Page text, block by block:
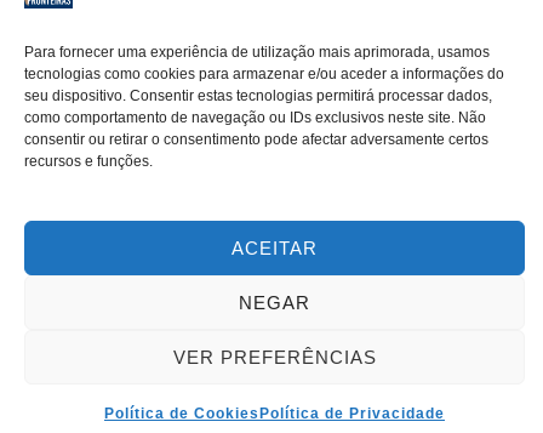
Para fornecer uma experiência de utilização mais aprimorada, usamos
tecnologias como cookies para armazenar e/ou aceder a informações do
seu dispositivo. Consentir estas tecnologias permitirá processar dados,
como comportamento de navegação ou IDs exclusivos neste site. Não
consentir ou retirar o consentimento pode afectar adversamente certos
recursos e funções.
ACEITAR
NEGAR
VER PREFERÊNCIAS
Política de Cookies Política de Privacidade
Facebook
Twitter
Youtube
TODOS OS DIREITOS RESERVADOS | DOBRAR
FRONTEIRAS 2024®